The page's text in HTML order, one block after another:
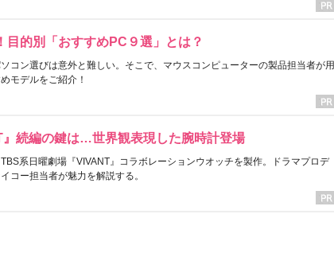
目的別「おすすめPC９選」とは？
コン選びは意外と難しい。そこで、マウスコンピューターの製品担当者が用
モデルをご紹介！
』続編の鍵は…世界観表現した腕時計登場
系日曜劇場『VIVANT』コラボレーションウオッチを製作。ドラマプロデ
コー担当者が魅力を解説する。